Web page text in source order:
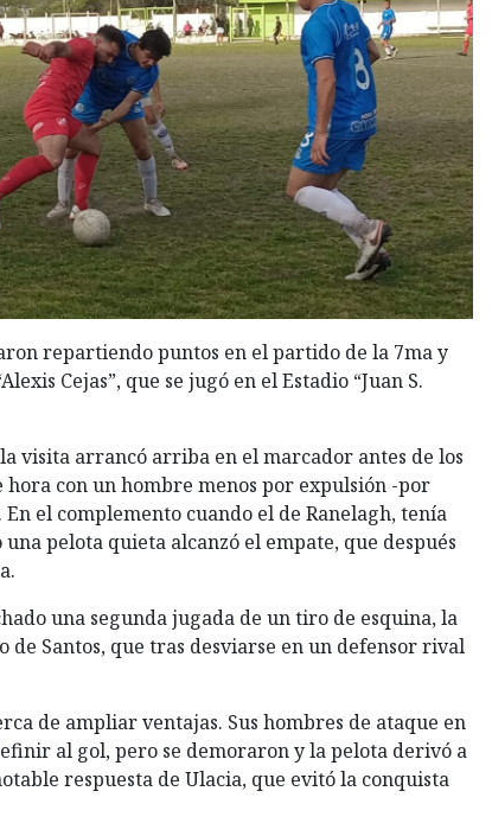
repartiendo puntos en el partido de la 7ma y
Cejas”, que se jugó en el Estadio “Juan S.
visita arrancó arriba en el marcador antes de los
hora con un hombre menos por expulsión -por
el complemento cuando el de Ranelagh, tenía
pelota quieta alcanzó el empate, que después
una segunda jugada de un tiro de esquina, la
Santos, que tras desviarse en un defensor rival
de ampliar ventajas. Sus hombres de ataque en
al gol, pero se demoraron y la pelota derivó a
respuesta de Ulacia, que evitó la conquista